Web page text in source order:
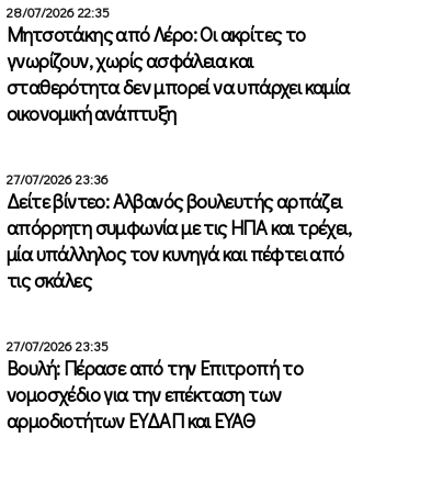
28/07/2026 22:35
Μητσοτάκης από Λέρο: Οι ακρίτες το
γνωρίζουν, χωρίς ασφάλεια και
σταθερότητα δεν μπορεί να υπάρχει καμία
οικονομική ανάπτυξη
27/07/2026 23:36
Δείτε βίντεο: Αλβανός βουλευτής αρπάζει
απόρρητη συμφωνία με τις ΗΠΑ και τρέχει,
μία υπάλληλος τον κυνηγά και πέφτει από
τις σκάλες
27/07/2026 23:35
Βουλή: Πέρασε από την Επιτροπή το
νομοσχέδιο για την επέκταση των
αρμοδιοτήτων ΕΥΔΑΠ και ΕΥΑΘ